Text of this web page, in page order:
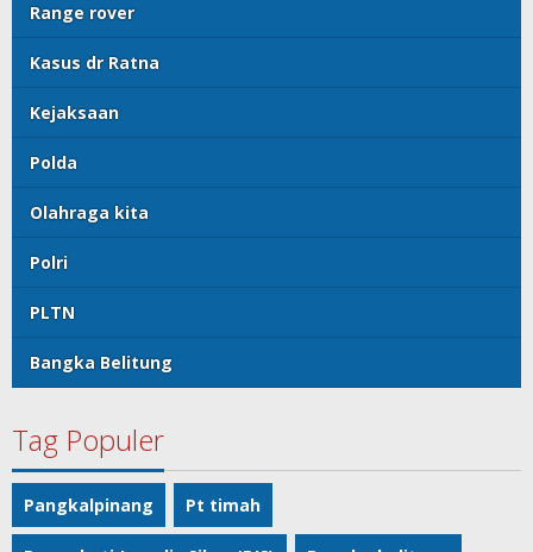
Range rover
Kasus dr Ratna
Kejaksaan
Polda
Olahraga kita
Polri
PLTN
Bangka Belitung
Tag Populer
Pangkalpinang Pt timah